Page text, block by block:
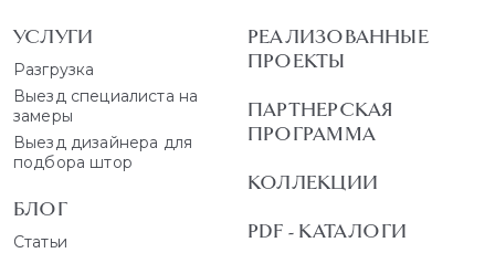
УСЛУГИ
Разгрузка
Выезд специалиста на
замеры
Выезд дизайнера для
подбора штор
БЛОГ
Статьи
РЕАЛИЗОВАННЫЕ
ПРОЕКТЫ
ПАРТНЕРСКАЯ
ПРОГРАММА
КОЛЛЕКЦИИ
PDF - КАТАЛОГИ